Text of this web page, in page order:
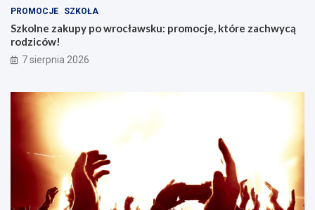
PROMOCJE SZKOŁA
Szkolne zakupy po wrocławsku: promocje, które zachwycą
rodziców!
7 sierpnia 2026